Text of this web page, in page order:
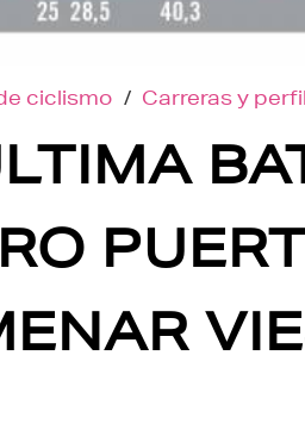
ciclismo / Carreras y